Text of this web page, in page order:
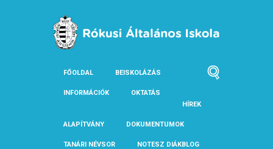
FŐOLDAL BEISKOLÁZÁS
INFORMÁCIÓK
OKTATÁS
HÍREK
ALAPÍTVÁNY DOKUMENTUMOK
TANÁRI NÉVSOR NOTESZ DIÁKBLOG